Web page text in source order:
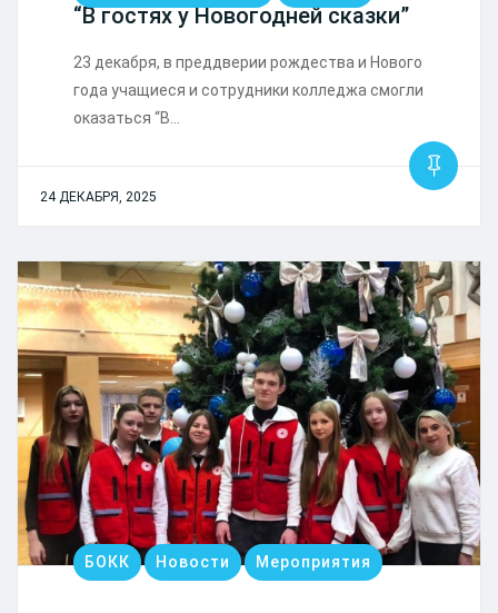
“В гостях у Новогодней сказки”
23 декабря, в преддверии рождества и Нового
года учащиеся и сотрудники колледжа смогли
оказаться “В…
24 ДЕКАБРЯ, 2025
БОКК Новости Мероприятия